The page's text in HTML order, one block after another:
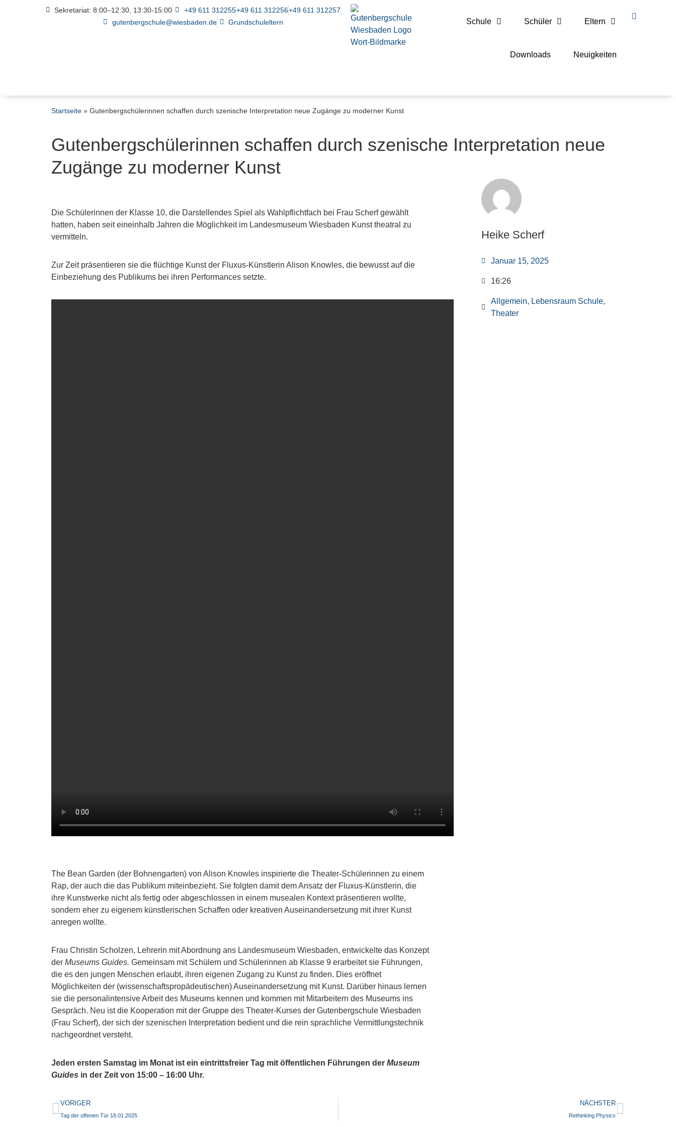
Sekretariat: 8:00–12:30, 13:30-15:00 +49 611 312255+49 611 312256+49 611 312257
gutenbergschule@wiesbaden.de
Grundschuleltern Schule Schüler Eltern
Downloads Neuigkeiten
Startseite » Gutenbergschülerinnen schaffen durch szenische Interpretation neue Zugänge zu moderner Kunst
Gutenbergschülerinnen schaffen durch szenische Interpretation neue
Zugänge zu moderner Kunst
Die Schülerinnen der Klasse 10, die Darstellendes Spiel als Wahlpflichtfach bei Frau Scherf gewählt
hatten, haben seit eineinhalb Jahren die Möglichkeit im Landesmuseum Wiesbaden Kunst theatral zu
vermitteln.
Zur Zeit präsentieren sie die flüchtige Kunst der Fluxus-Künstlerin Alison Knowles, die bewusst auf die
Einbeziehung des Publikums bei ihren Performances setzte.
The Bean Garden (der Bohnengarten) von Alison Knowles inspirierte die Theater-Schülerinnen zu einem
Rap, der auch die das Publikum miteinbezieht. Sie folgten damit dem Ansatz der Fluxus-Künstlerin, die
ihre Kunstwerke nicht als fertig oder abgeschlossen in einem musealen Kontext präsentieren wollte,
sondern eher zu eigenem künstlerischen Schaffen oder kreativen Auseinandersetzung mit ihrer Kunst
anregen wollte.
Frau Christin Scholzen, Lehrerin mit Abordnung ans Landesmuseum Wiesbaden, entwickelte das Konzept
der Museums Guides. Gemeinsam mit Schülern und Schülerinnen ab Klasse 9 erarbeitet sie Führungen,
die es den jungen Menschen erlaubt, ihren eigenen Zugang zu Kunst zu finden. Dies eröffnet
Möglichkeiten der (wissenschaftspropädeutischen) Auseinandersetzung mit Kunst. Darüber hinaus lernen
sie die personalintensive Arbeit des Museums kennen und kommen mit Mitarbeitern des Museums ins
Gespräch. Neu ist die Kooperation mit der Gruppe des Theater-Kurses der Gutenbergschule Wiesbaden
(Frau Scherf), der sich der szenischen Interpretation bedient und die rein sprachliche Vermittlungstechnik
nachgeordnet versteht.
Jeden ersten Samstag im Monat ist ein eintrittsfreier Tag mit öffentlichen Führungen der Museum
Guides in der Zeit von 15:00 – 16:00 Uhr.
Heike Scherf
Januar 15, 2025
16:26
Allgemein, Lebensraum Schule,
Theater
VORIGER
Tag der offenen Tür 18.01.2025
NÄCHSTER
Rethinking Physics